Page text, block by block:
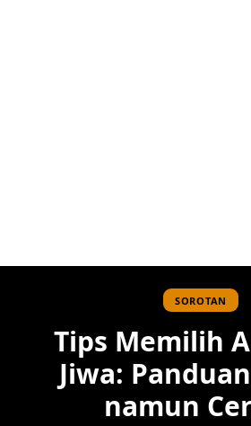
SOROTAN
Tips Memilih
Jiwa:
namun